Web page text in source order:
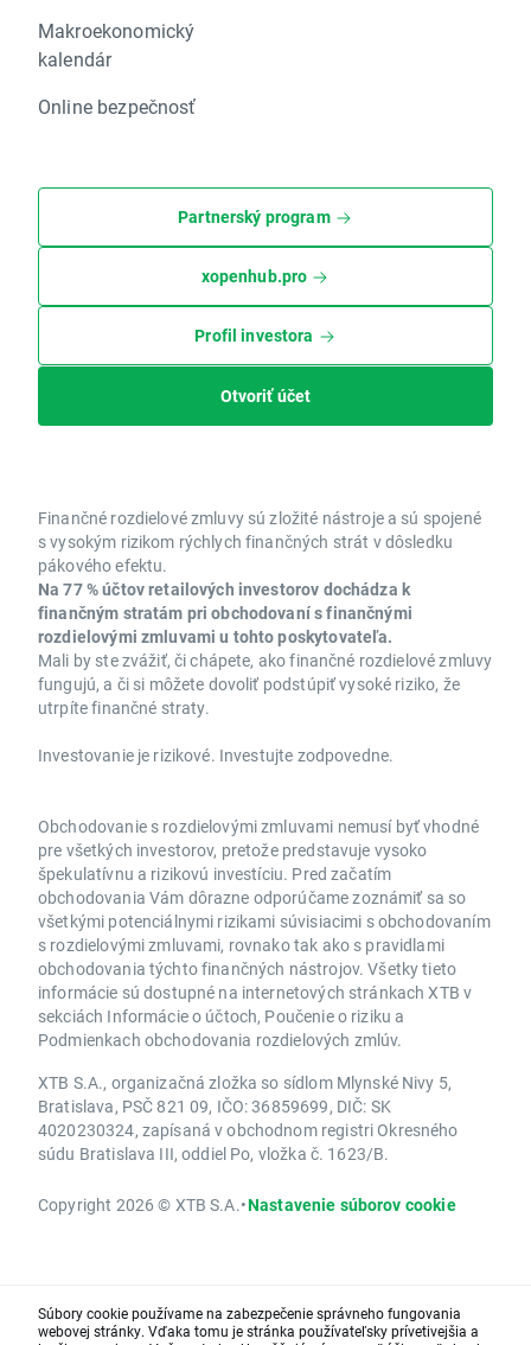
Makroekonomický
kalendár
Online bezpečnosť
Partnerský program
xopenhub.pro
Profil investora
Otvoriť účet
Finančné rozdielové zmluvy sú zložité nástroje a sú spojené
s vysokým rizikom rýchlych finančných strát v dôsledku
pákového efektu.
Na 77 % účtov retailových investorov dochádza k
finančným stratám pri obchodovaní s finančnými
rozdielovými zmluvami u tohto poskytovateľa.
Mali by ste zvážiť, či chápete, ako finančné rozdielové zmluvy
fungujú, a či si môžete dovoliť podstúpiť vysoké riziko, že
utrpíte finančné straty.
Investovanie je rizikové. Investujte zodpovedne.
Obchodovanie s rozdielovými zmluvami nemusí byť vhodné
pre všetkých investorov, pretože predstavuje vysoko
špekulatívnu a rizikovú investíciu. Pred začatím
obchodovania Vám dôrazne odporúčame zoznámiť sa so
všetkými potenciálnymi rizikami súvisiacimi s obchodovaním
s rozdielovými zmluvami, rovnako tak ako s pravidlami
obchodovania týchto finančných nástrojov. Všetky tieto
informácie sú dostupné na internetových stránkach XTB v
sekciách Informácie o účtoch, Poučenie o riziku a
Podmienkach obchodovania rozdielových zmlúv.
XTB S.A., organizačná zložka so sídlom Mlynské Nivy 5,
Bratislava, PSČ 821 09, IČO: 36859699, DIČ: SK
4020230324, zapísaná v obchodnom registri Okresného
súdu Bratislava III, oddiel Po, vložka č. 1623/B.
Copyright 2026 © XTB S.A.•Nastavenie súborov cookie
Súbory cookie používame na zabezpečenie správneho fungovania
webovej stránky. Vďaka tomu je stránka používateľsky prívetivejšia a